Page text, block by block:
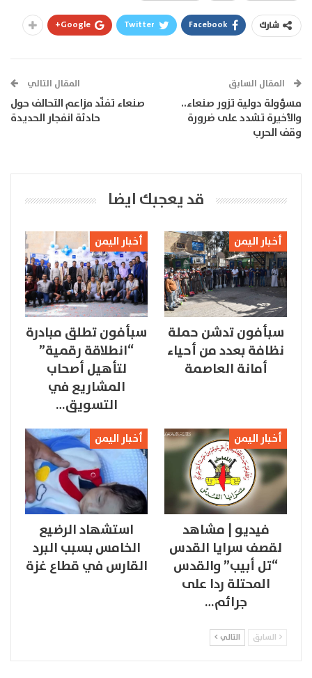
شارك Facebook
Twitter
Google+
المقال السابق
مسؤولة دولية تزور صنعاء..
والأخيرة تشدد على ضرورة
وقف الحرب
المقال التالي
صنعاء تفنّد مزاعم التحالف حول
حادثة انفجار الحديدة
قد يعجبك ايضا
أخبار اليمن
سبأفون تدشن حملة
نظافة بعدد من أحياء
أمانة العاصمة
أخبار اليمن
سبأفون تطلق مبادرة
“انطلاقة رقمية”
لتأهيل أصحاب
المشاريع في
التسويق…
أخبار اليمن
فيديو | مشاهد
لقصف سرايا القدس
“تل أبيب” والقدس
المحتلة ردا على
جرائم…
أخبار اليمن
استشهاد الرضيع
الخامس بسبب البرد
القارس في قطاع غزة
السابق التالي